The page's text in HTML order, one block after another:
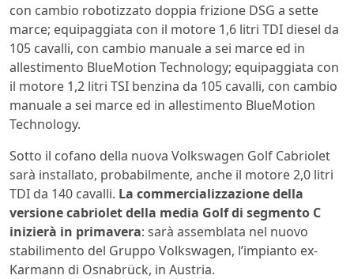
con cambio robotizzato doppia frizione DSG a sette
marce; equipaggiata con il motore 1,6 litri TDI diesel da
105 cavalli, con cambio manuale a sei marce ed in
allestimento BlueMotion Technology; equipaggiata con
il motore 1,2 litri TSI benzina da 105 cavalli, con cambio
manuale a sei marce ed in allestimento BlueMotion
Technology.
Sotto il cofano della nuova Volkswagen Golf Cabriolet
sarà installato, probabilmente, anche il motore 2,0 litri
TDI da 140 cavalli. La commercializzazione della
versione cabriolet della media Golf di segmento C
inizierà in primavera: sarà assemblata nel nuovo
stabilimento del Gruppo Volkswagen, l’impianto ex-
Karmann di Osnabrück, in Austria.